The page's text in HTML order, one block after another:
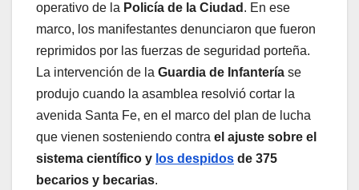
operativo de la Policía de la Ciudad . En ese
marco, los manifestantes denunciaron que fueron
reprimidos por las fuerzas de seguridad porteña.
La intervención de la Guardia de Infantería se
produjo cuando la asamblea resolvió cortar la
avenida Santa Fe, en el marco del plan de lucha
que vienen sosteniendo contra el ajuste sobre el
sistema científico y los despidos de 375
becarios y becarias.